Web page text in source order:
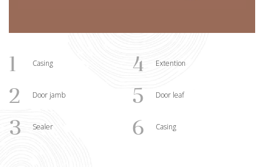
1 Casing 4 Extention
2 Door jamb 5 Door leaf
3 Sealer 6 Casing